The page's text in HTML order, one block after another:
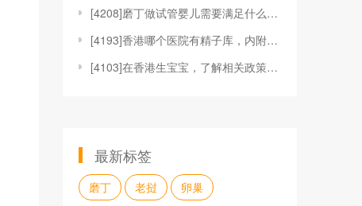
[4208]磨丁做试管婴儿需要满足什么条件?
[4193]香港哪个医院有精子库，内附具体捐精、供精
[4103]在香港生宝宝，了解相关政策和福利
最新标签
磨丁 老挝 卵巢